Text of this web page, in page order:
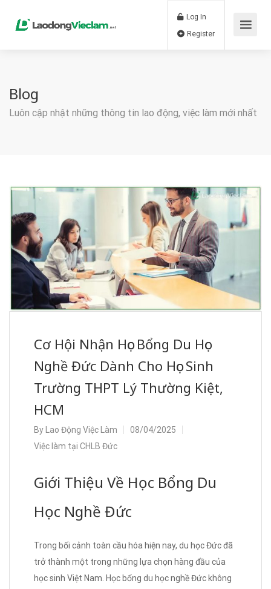
Log In
Blog
Luôn cập nhật những thông tin lao động, việc làm mới nhất
Cơ Hội Nhận Học Bổng Du Học
Nghề Đức Dành Cho Học Sinh
Trường THPT Lý Thường Kiệt,
HCM
By Lao Động Việc Làm
08/04/2025
Việc làm tại CHLB Đức
Giới Thiệu Về Học Bổng Du
Học Nghề Đức
Trong bối cảnh toàn cầu hóa hiện nay, du học Đức đã
trở thành một trong những lựa chọn hàng đầu của
học sinh Việt Nam. Học bổng du học nghề Đức không